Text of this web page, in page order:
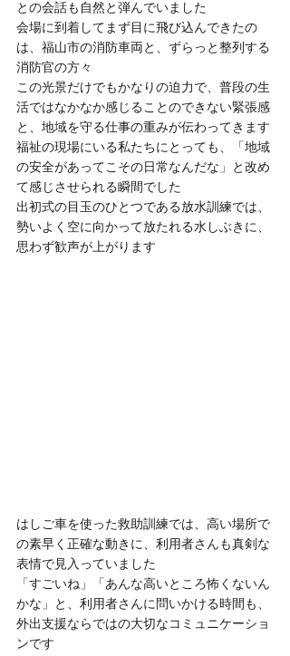
との会話も自然と弾んでいました
会場に到着してまず目に飛び込んできたの
は、福山市の消防車両と、ずらっと整列する
消防官の方々
この光景だけでもかなりの迫力で、普段の生
活ではなかなか感じることのできない緊張感
と、地域を守る仕事の重みが伝わってきます
福祉の現場にいる私たちにとっても、「地域
の安全があってこその日常なんだな」と改め
て感じさせられる瞬間でした
出初式の目玉のひとつである放水訓練では、
勢いよく空に向かって放たれる水しぶきに、
思わず歓声が上がります
はしご車を使った救助訓練では、高い場所で
の素早く正確な動きに、利用者さんも真剣な
表情で見入っていました
「すごいね」「あんな高いところ怖くないん
かな」と、利用者さんに問いかける時間も、
外出支援ならではの大切なコミュニケーショ
ンです